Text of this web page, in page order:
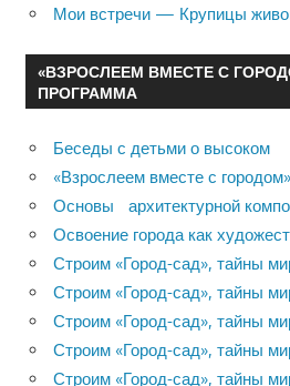
Мои встречи — Крупицы
«ВЗРОСЛЕЕМ ВМЕСТЕ С
ПРОГРАММА
Беседы с детьми о высоком
«Взрослеем вместе с
Основы архитектурной
Освоение города как
Строим «Город-сад», тайны
Строим «Город-сад», тайны
Строим «Город-сад», тайны
Строим «Город-сад», тайны
Строим «Город-сад», тайны